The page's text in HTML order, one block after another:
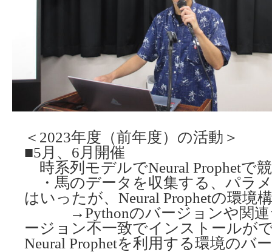
＜2023年度（前年度）の活動＞
■5月、6月開催
時系列モデルでNeural Prophetで
・馬のデータを収集する、パラ
はいったが、Neural Prophetの環境
→Pythonのバージョンや関連
ージョン不一致でインストールが
Neural Prophetを利用する環境のバ